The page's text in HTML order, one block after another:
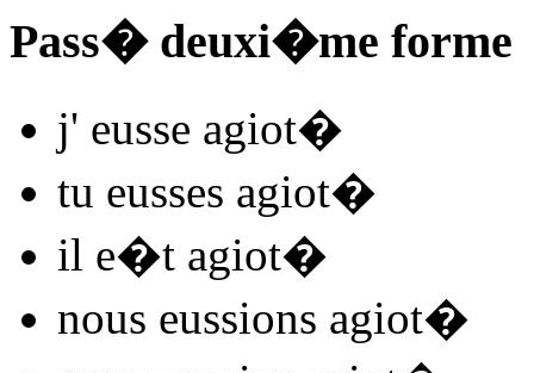
Pass� deuxi�me forme
j' eusse agiot�
tu eusses agiot�
il e�t agiot�
nous eussions agiot�